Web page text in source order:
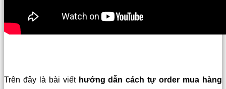
Trên đây là bài viết hướng dẫn cách tự order mua hàng